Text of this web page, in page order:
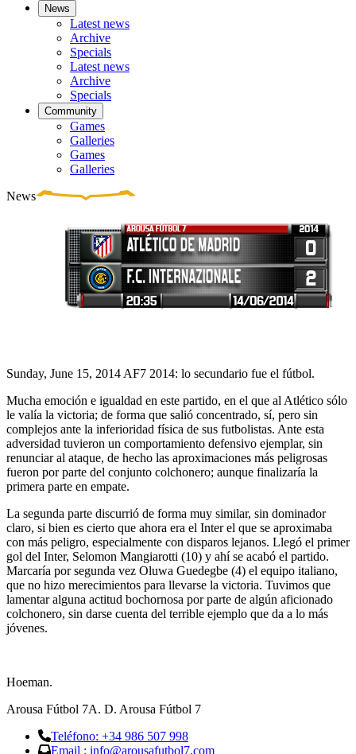
News
Latest news
Archive
Specials
Latest news
Archive
Specials
Community
Games
Galleries
Games
Galleries
News
Sunday, June 15, 2014 AF7 2014: lo secundario fue el fútbol.
Mucha emoción e igualdad en este partido, en el que al Atlético sólo
le valía la victoria; de forma que salió concentrado, sí, pero sin
complejos ante la inferioridad física de sus futbolistas. Ante esta
adversidad tuvieron un comportamiento defensivo ejemplar, sin
renunciar al ataque, de hecho las aproximaciones más peligrosas
fueron por parte del conjunto colchonero; aunque finalizaría la
primera parte en empate.
La segunda parte discurrió de forma muy similar, sin dominador
claro, si bien es cierto que ahora era el Inter el que se aproximaba
con más peligro, especialmente con disparos lejanos. Llegó el primer
gol del Inter, Selomon Mangiarotti (10) y ahí se acabó el partido.
Marcaría por segunda vez Oluwa Guedegbe (4) el equipo italiano,
que no hizo merecimientos para llevarse la victoria. Tuvimos que
lamentar alguna actitud bochornosa por parte de algún aficionado
colchonero, sin darse cuenta del terrible ejemplo que da a lo más
jóvenes.
Hoeman.
Arousa Fútbol 7A. D. Arousa Fútbol 7
Teléfono: +34 986 507 998
Email : info@arousafutbol7.com